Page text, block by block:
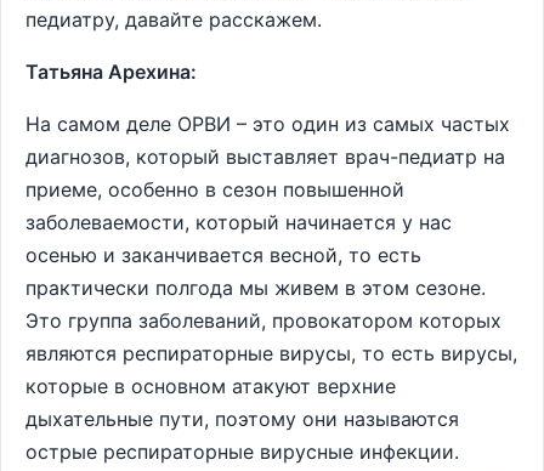
педиатру, давайте расскажем.
Татьяна Арехина:
На самом деле ОРВИ – это один из самых частых
диагнозов, который выставляет врач-педиатр на
приеме, особенно в сезон повышенной
заболеваемости, который начинается у нас
осенью и заканчивается весной, то есть
практически полгода мы живем в этом сезоне.
Это группа заболеваний, провокатором которых
являются респираторные вирусы, то есть вирусы,
которые в основном атакуют верхние
дыхательные пути, поэтому они называются
острые респираторные вирусные инфекции.